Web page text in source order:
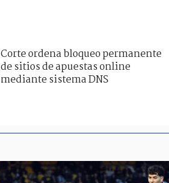
Corte ordena bloqueo permanente
de sitios de apuestas online
mediante sistema DNS